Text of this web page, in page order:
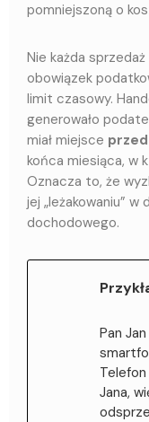
pomniejszoną o
Nie każda
obowiązek
limit czasowy.
generowało
miał miejsce przed
końca miesiąca, w
Oznacza to, że
jej „leżakowaniu”
dochodowego.
Pan
Telefon
Jana,